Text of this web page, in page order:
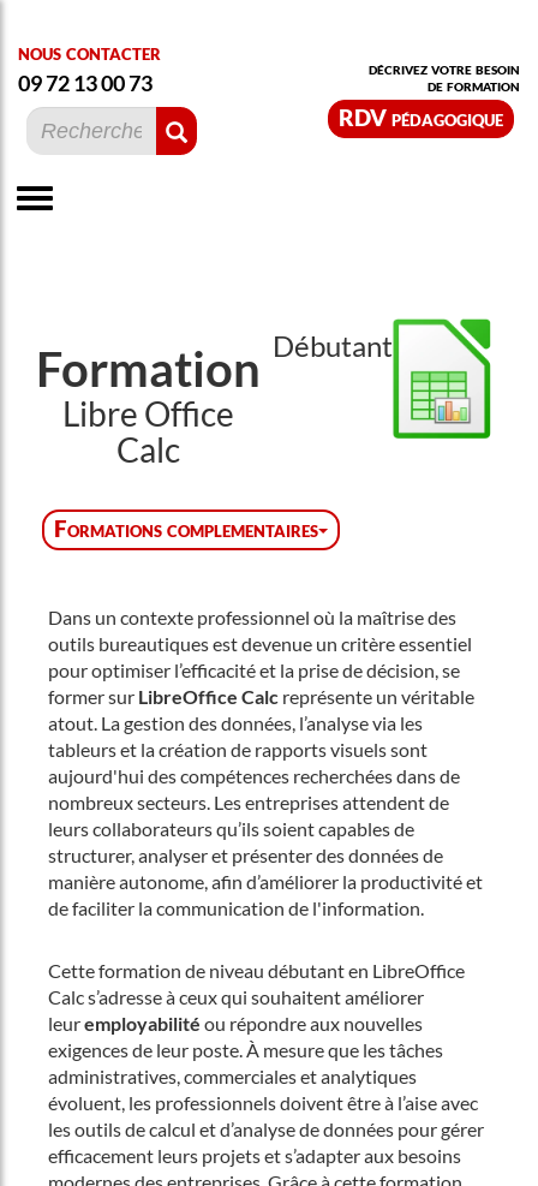
nous contacter
09 72 13 00 73
décrivez votre besoin
de formation
RDV pédagogique
Formation
Libre Office
Calc
Débutant
Formations complementaires
Dans un contexte professionnel où la maîtrise des
outils bureautiques est devenue un critère essentiel
pour optimiser l’efficacité et la prise de décision, se
former sur LibreOffice Calc représente un véritable
atout. La gestion des données, l’analyse via les
tableurs et la création de rapports visuels sont
aujourd'hui des compétences recherchées dans de
nombreux secteurs. Les entreprises attendent de
leurs collaborateurs qu’ils soient capables de
structurer, analyser et présenter des données de
manière autonome, afin d’améliorer la productivité et
de faciliter la communication de l'information.
Cette formation de niveau débutant en LibreOffice
Calc s’adresse à ceux qui souhaitent améliorer
leuremployabilité ou répondre aux nouvelles
exigences de leur poste. À mesure que les tâches
administratives, commerciales et analytiques
évoluent, les professionnels doivent être à l’aise avec
les outils de calcul et d’analyse de données pour gérer
efficacement leurs projets et s’adapter aux besoins